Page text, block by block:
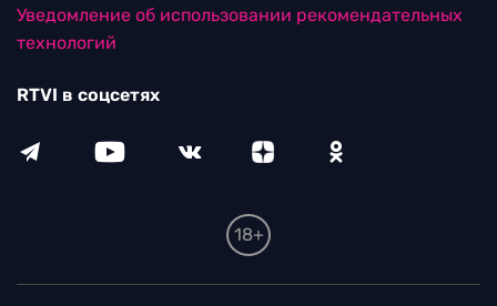
Уведомление об использовании рекомендательных
технологий
RTVI в соцсетях
18+